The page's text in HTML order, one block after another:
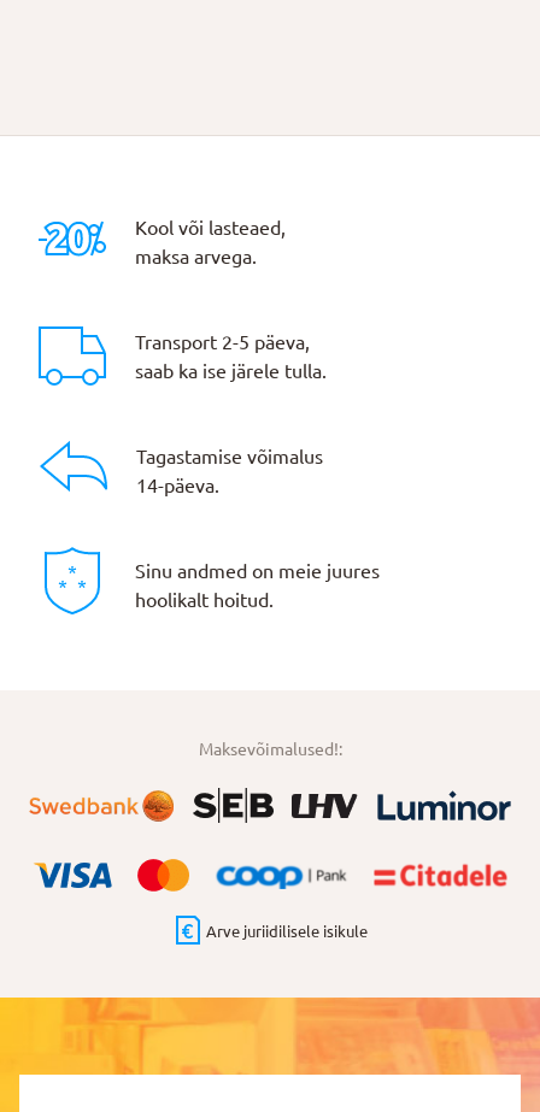
Kool või lasteaed,
maksa arvega.
Transport 2-5 päeva,
saab ka ise järele tulla.
Tagastamise võimalus
14-päeva.
Sinu andmed on meie juures
hoolikalt hoitud.
Maksevõimalused!:
Arve juriidilisele isikule